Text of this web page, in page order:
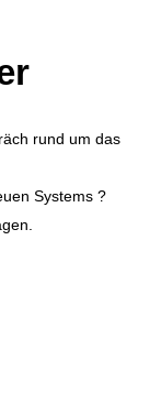
rund um das
Systems ?